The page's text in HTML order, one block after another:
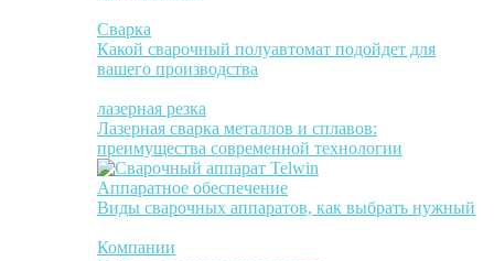
Сварка
Какой сварочный полуавтомат подойдет для
вашего производства
лазерная резка
Лазерная сварка металлов и сплавов:
преимущества современной технологии
Аппаратное обеспечение
Виды сварочных аппаратов, как выбрать нужный
Компании